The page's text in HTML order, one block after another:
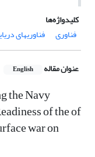
کلیدواژه‌ها
فناوری
فناوریهای
عنوان مقاله English
the Navy
of the of
war on